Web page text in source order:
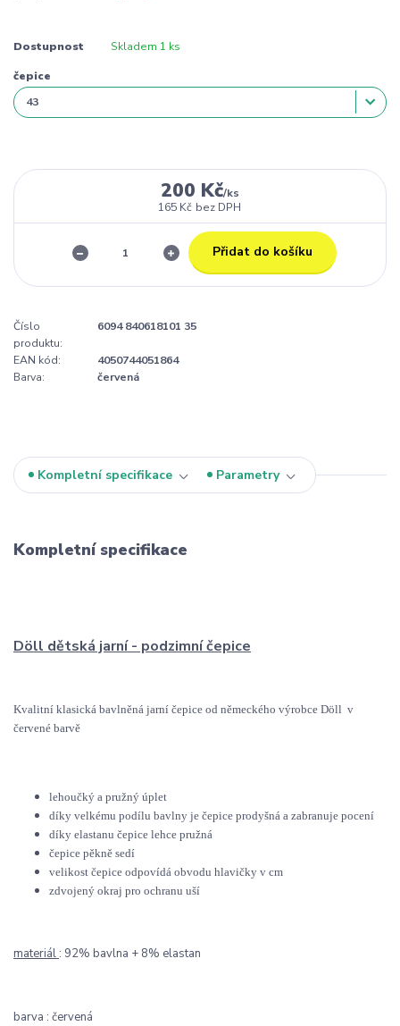
Dostupnost Skladem 1 ks
čepice
200 Kč/ks
165 Kč bez DPH
Přidat do košíku
Číslo
produktu:
6094 840618101 35
EAN kód:
4050744051864
Barva:
červená
Kompletní specifikace Parametry
Kompletní specifikace
Döll dětská jarní - podzimní čepice
Kvalitní klasická bavlněná jarní čepice od německého výrobce Döll v
červené barvě
lehoučký a pružný úplet
díky velkému podílu bavlny je čepice prodyšná a zabranuje pocení
díky elastanu čepice lehce pružná
čepice pěkně sedí
velikost čepice odpovídá obvodu hlavičky v cm
zdvojený okraj pro ochranu uší
materiál : 92% bavlna + 8% elastan
barva : červená